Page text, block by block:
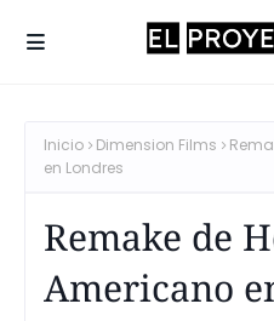
Inicio Dimension Films
en Londres
Remake de
Americano